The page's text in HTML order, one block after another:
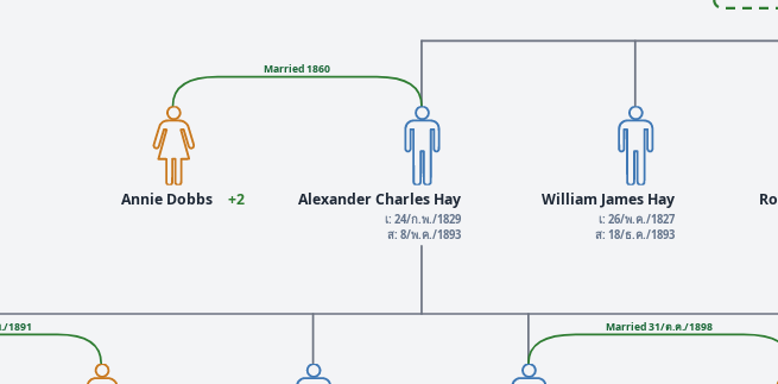
Married 1860
Married 31/ต.ค./1898
1891
William James Hay
เ: 26/พ.ค./1827
ส: 18/ธ.ค./1893
Annie Dobbs +2 Alexander Charles Hay
เ: 24/ก.พ./1829
ส: 8/พ.ค./1893